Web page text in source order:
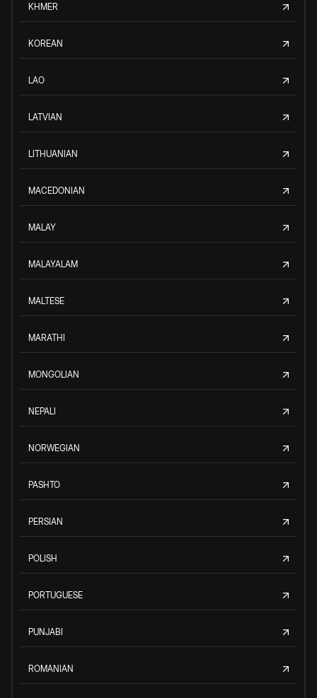
KHMER
KOREAN
LAO
LATVIAN
LITHUANIAN
MACEDONIAN
MALAY
MALAYALAM
MALTESE
MARATHI
MONGOLIAN
NEPALI
NORWEGIAN
PASHTO
PERSIAN
POLISH
PORTUGUESE
PUNJABI
ROMANIAN